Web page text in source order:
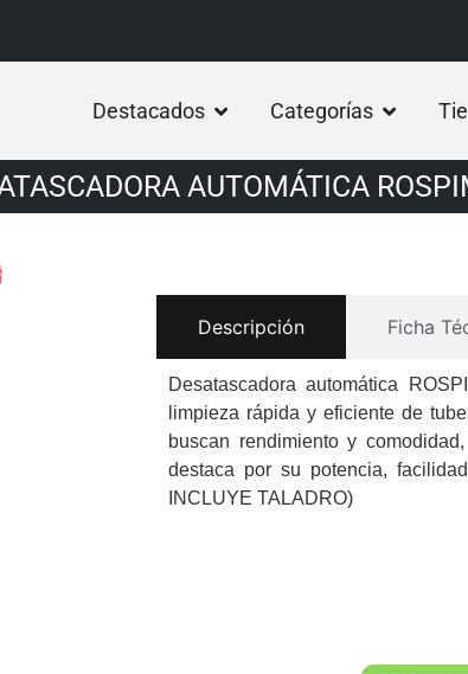
Destacados Categorías
AUTOMÁTICA
Descripción Ficha
Desatascadora automática
limpieza rápida y eficiente de
buscan rendimiento y
destaca por su potencia,
INCLUYE TALADRO)